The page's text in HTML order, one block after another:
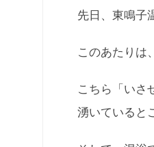
先日、東鳴子
このあたりは
こちら「いさ
湧いていると